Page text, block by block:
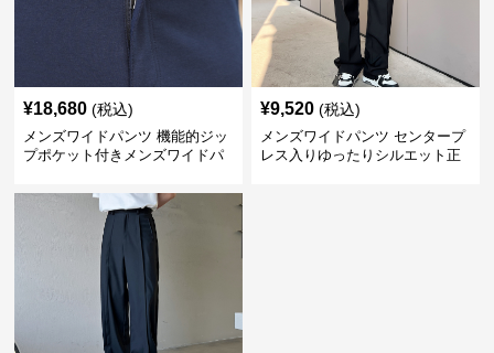
¥18,680 (税込)
メンズワイドパンツ 機能的ジッ
プポケット付きメンズワイドパ
¥9,520 (税込)
メンズワイドパンツ センタープ
レス入りゆったりシルエット正